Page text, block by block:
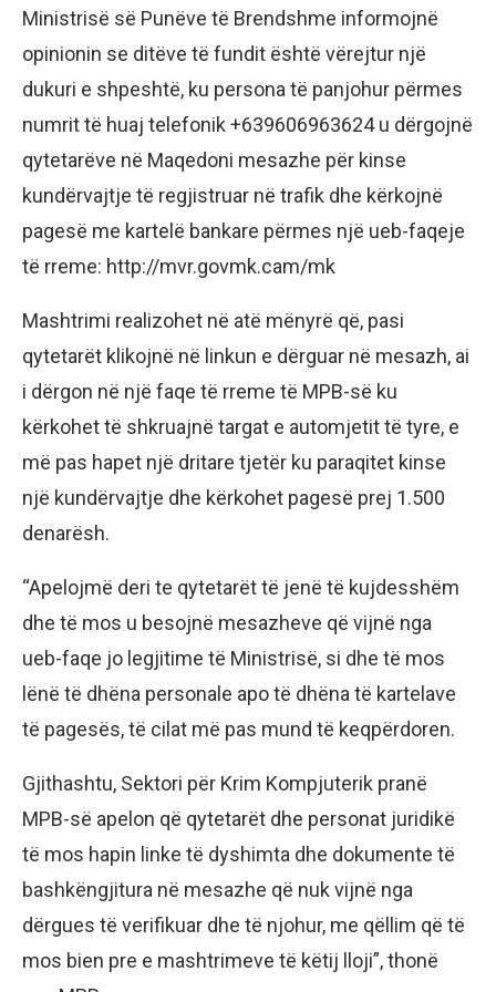
Ministrisë së Punëve të Brendshme informojnë
opinionin se ditëve të fundit është vërejtur një
dukuri e shpeshtë, ku persona të panjohur përmes
numrit të huaj telefonik +639606963624 u dërgojnë
qytetarëve në Maqedoni mesazhe për kinse
kundërvajtje të regjistruar në trafik dhe kërkojnë
pagesë me kartelë bankare përmes një ueb-faqeje
të rreme: http://mvr.govmk.cam/mk
Mashtrimi realizohet në atë mënyrë që, pasi
qytetarët klikojnë në linkun e dërguar në mesazh, ai
i dërgon në një faqe të rreme të MPB-së ku
kërkohet të shkruajnë targat e automjetit të tyre, e
më pas hapet një dritare tjetër ku paraqitet kinse
një kundërvajtje dhe kërkohet pagesë prej 1.500
denarësh.
“Apelojmë deri te qytetarët të jenë të kujdesshëm
dhe të mos u besojnë mesazheve që vijnë nga
ueb-faqe jo legjitime të Ministrisë, si dhe të mos
lënë të dhëna personale apo të dhëna të kartelave
të pagesës, të cilat më pas mund të keqpërdoren.
Gjithashtu, Sektori për Krim Kompjuterik pranë
MPB-së apelon që qytetarët dhe personat juridikë
të mos hapin linke të dyshimta dhe dokumente të
bashkëngjitura në mesazhe që nuk vijnë nga
dërgues të verifikuar dhe të njohur, me qëllim që të
mos bien pre e mashtrimeve të këtij lloji”, thonë